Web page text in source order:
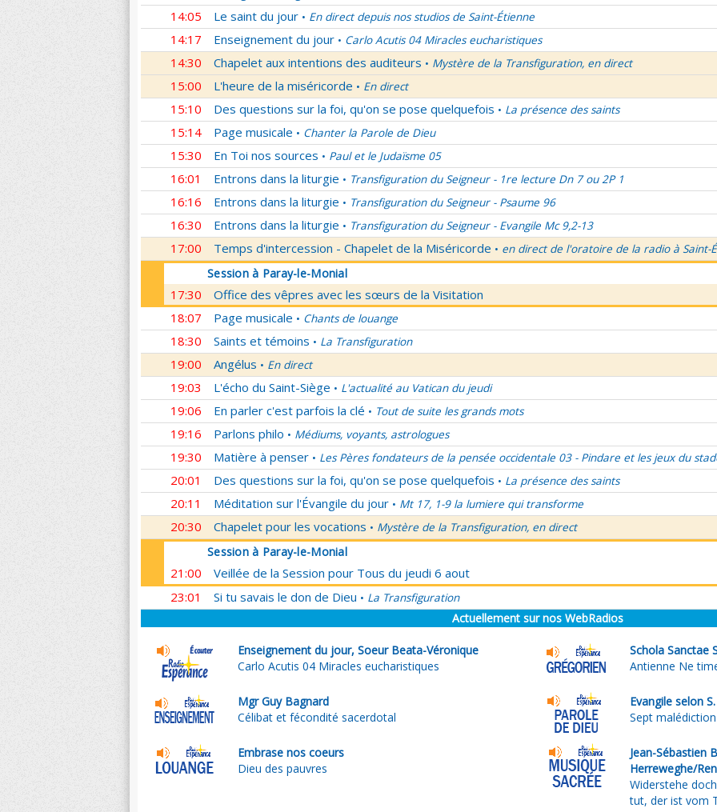
14:05 Le saint du jour • En direct depuis nos studios de Saint-Étienne
14:17 Enseignement du jour • Carlo Acutis 04 Miracles eucharistiques
14:30 Chapelet aux intentions des auditeurs • Mystère de la Transfiguration, en direct
15:00 L'heure de la miséricorde • En direct
15:10 Des questions sur la foi, qu'on se pose quelquefois • La présence des saints
15:14 Page musicale • Chanter la Parole de Dieu
15:30 En Toi nos sources • Paul et le Judaïsme 05
16:01 Entrons dans la liturgie • Transfiguration du Seigneur - 1re lecture Dn 7 ou 2P 1
16:16 Entrons dans la liturgie • Transfiguration du Seigneur - Psaume 96
16:30 Entrons dans la liturgie • Transfiguration du Seigneur - Evangile Mc 9,2-13
17:00 Temps d'intercession - Chapelet de la Miséricorde • en direct de l'oratoire de la radio à Saint-
Session à Paray-le-Monial
17:30
Office des vêpres avec les sœurs de la Visitation
18:07
Page musicale • Chants de louange
18:30 Saints et témoins • La Transfiguration
19:00 Angélus • En direct
19:03 L'écho du Saint-Siège • L'actualité au Vatican du jeudi
19:06 En parler c'est parfois la clé • Tout de suite les grands mots
19:16 Parlons philo • Médiums, voyants, astrologues
19:30 Matière à penser • Les Pères fondateurs de la pensée occidentale 03 - Pindare et les jeux du
20:01 Des questions sur la foi, qu'on se pose quelquefois • La présence des saints
20:11 Méditation sur l'Évangile du jour • Mt 17, 1-9 la lumiere qui transforme
20:30 Chapelet pour les vocations • Mystère de la Transfiguration, en direct
Session à Paray-le-Monial
21:00
Veillée de la Session pour Tous du jeudi 6 aout
23:01
Si tu savais le don de Dieu • La Transfiguration
Actuellement sur nos WebRadios
Enseignement du jour, Soeur Beata-Véronique
Carlo Acutis 04 Miracles eucharistiques
Schola Sanctae
Antienne Ne
Mgr Guy Bagnard
Célibat et fécondité sacerdotal
Evangile selon
Sept
Embrase nos coeurs
Dieu des pauvres
Jean-Sébastien
Herreweghe/
Widerstehe
tut, der ist vom